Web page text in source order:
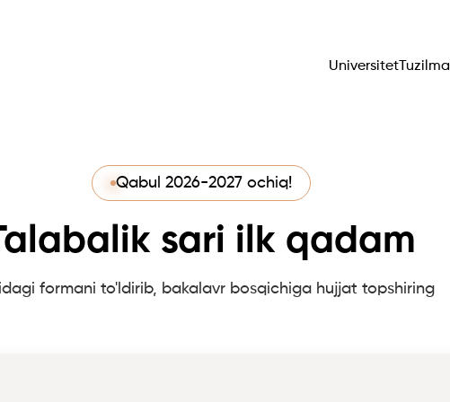
Universitet Tuzilma
Qabul 2026-2027 ochiq!
sari ilk qadam
formani to'ldirib, bakalavr bosqichiga hujjat topshiring